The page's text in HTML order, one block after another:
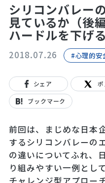
シリコンバレー
見ているか（後
ハードルを下げ
2018.07.26 #心理的安
シェア
ブックマーク
前回は、まじめな日本
するシリコンバレーの
の違いについてふれ、
り組みやすい一例とし